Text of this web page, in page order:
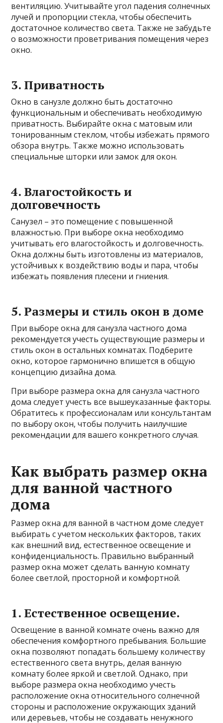
вентиляцию. Учитывайте угол падения солнечных
лучей и пропорции стекла, чтобы обеспечить
достаточное количество света. Также не забудьте
о возможности проветривания помещения через
окно.
3. Приватность
Окно в санузле должно быть достаточно
функциональным и обеспечивать необходимую
приватность. Выбирайте окна с матовым или
тонированным стеклом, чтобы избежать прямого
обзора внутрь. Также можно использовать
специальные шторки или замок для окон.
4. Влагостойкость и
долговечность
Санузел – это помещение с повышенной
влажностью. При выборе окна необходимо
учитывать его влагостойкость и долговечность.
Окна должны быть изготовлены из материалов,
устойчивых к воздействию воды и пара, чтобы
избежать появления плесени и гниения.
5. Размеры и стиль окон в доме
При выборе окна для санузла частного дома
рекомендуется учесть существующие размеры и
стиль окон в остальных комнатах. Подберите
окно, которое гармонично впишется в общую
концепцию дизайна дома.
При выборе размера окна для санузла частного
дома следует учесть все вышеуказанные факторы.
Обратитесь к профессионалам или консультантам
по выбору окон, чтобы получить наилучшие
рекомендации для вашего конкретного случая.
Как выбрать размер окна
для ванной частного
дома
Размер окна для ванной в частном доме следует
выбирать с учетом нескольких факторов, таких
как внешний вид, естественное освещение и
конфиденциальность. Правильно выбранный
размер окна может сделать ванную комнату
более светлой, просторной и комфортной.
1. Естественное освещение.
Освещение в ванной комнате очень важно для
обеспечения комфортного пребывания. Большие
окна позволяют попадать большему количеству
естественного света внутрь, делая ванную
комнату более яркой и светлой. Однако, при
выборе размера окна необходимо учесть
расположение окна относительного солнечной
стороны и расположение окружающих зданий
или деревьев, чтобы не создавать ненужного